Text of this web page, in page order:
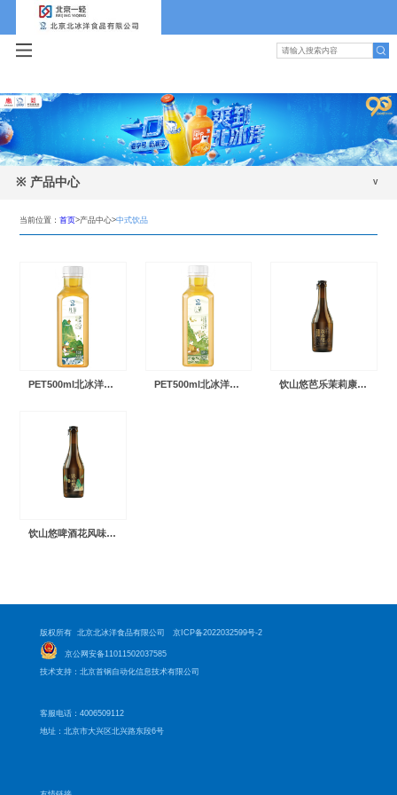
※ 产品中心
植物蛋白
果汁
中式饮品
冰品乳品
当前位置：首页>产品中心>中式饮品
PET500ml北冰洋丹茶清香乌龙茶 PET500ml北冰洋丹茶茉莉花茶 饮山悠芭乐茉莉康普茶
饮山悠啤酒花风味康普茶
版权所有 北京北冰洋食品有限公司 京ICP备2022032599号-2
京公网安备11011502037585
技术支持：北京首钢自动化信息技术有限公司
客服电话：4006509112
地址：北京市大兴区北兴路东段6号